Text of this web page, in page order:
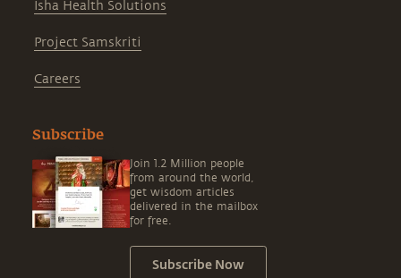
Isha Health Solutions
Project Samskriti
Careers
Subscribe
Join 1.2 Million people
from around the world,
get wisdom articles
delivered in the mailbox
for free.
Subscribe Now